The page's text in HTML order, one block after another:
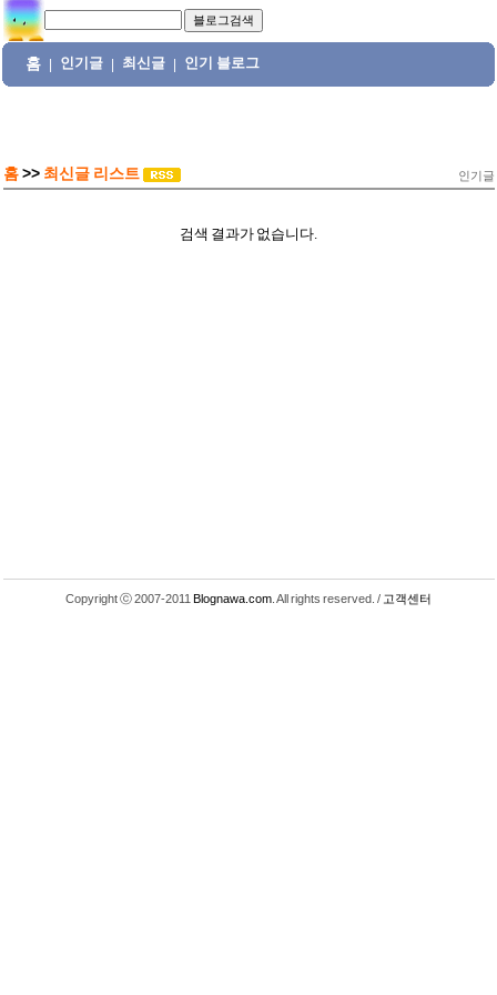
홈 인기글 최신글 인기 블로그
홈 >> 최신글 리스트 인기글
검색 결과가 없습니다.
Copyright ⓒ 2007-2011 Blognawa.com . All rights reserved. / 고객센터